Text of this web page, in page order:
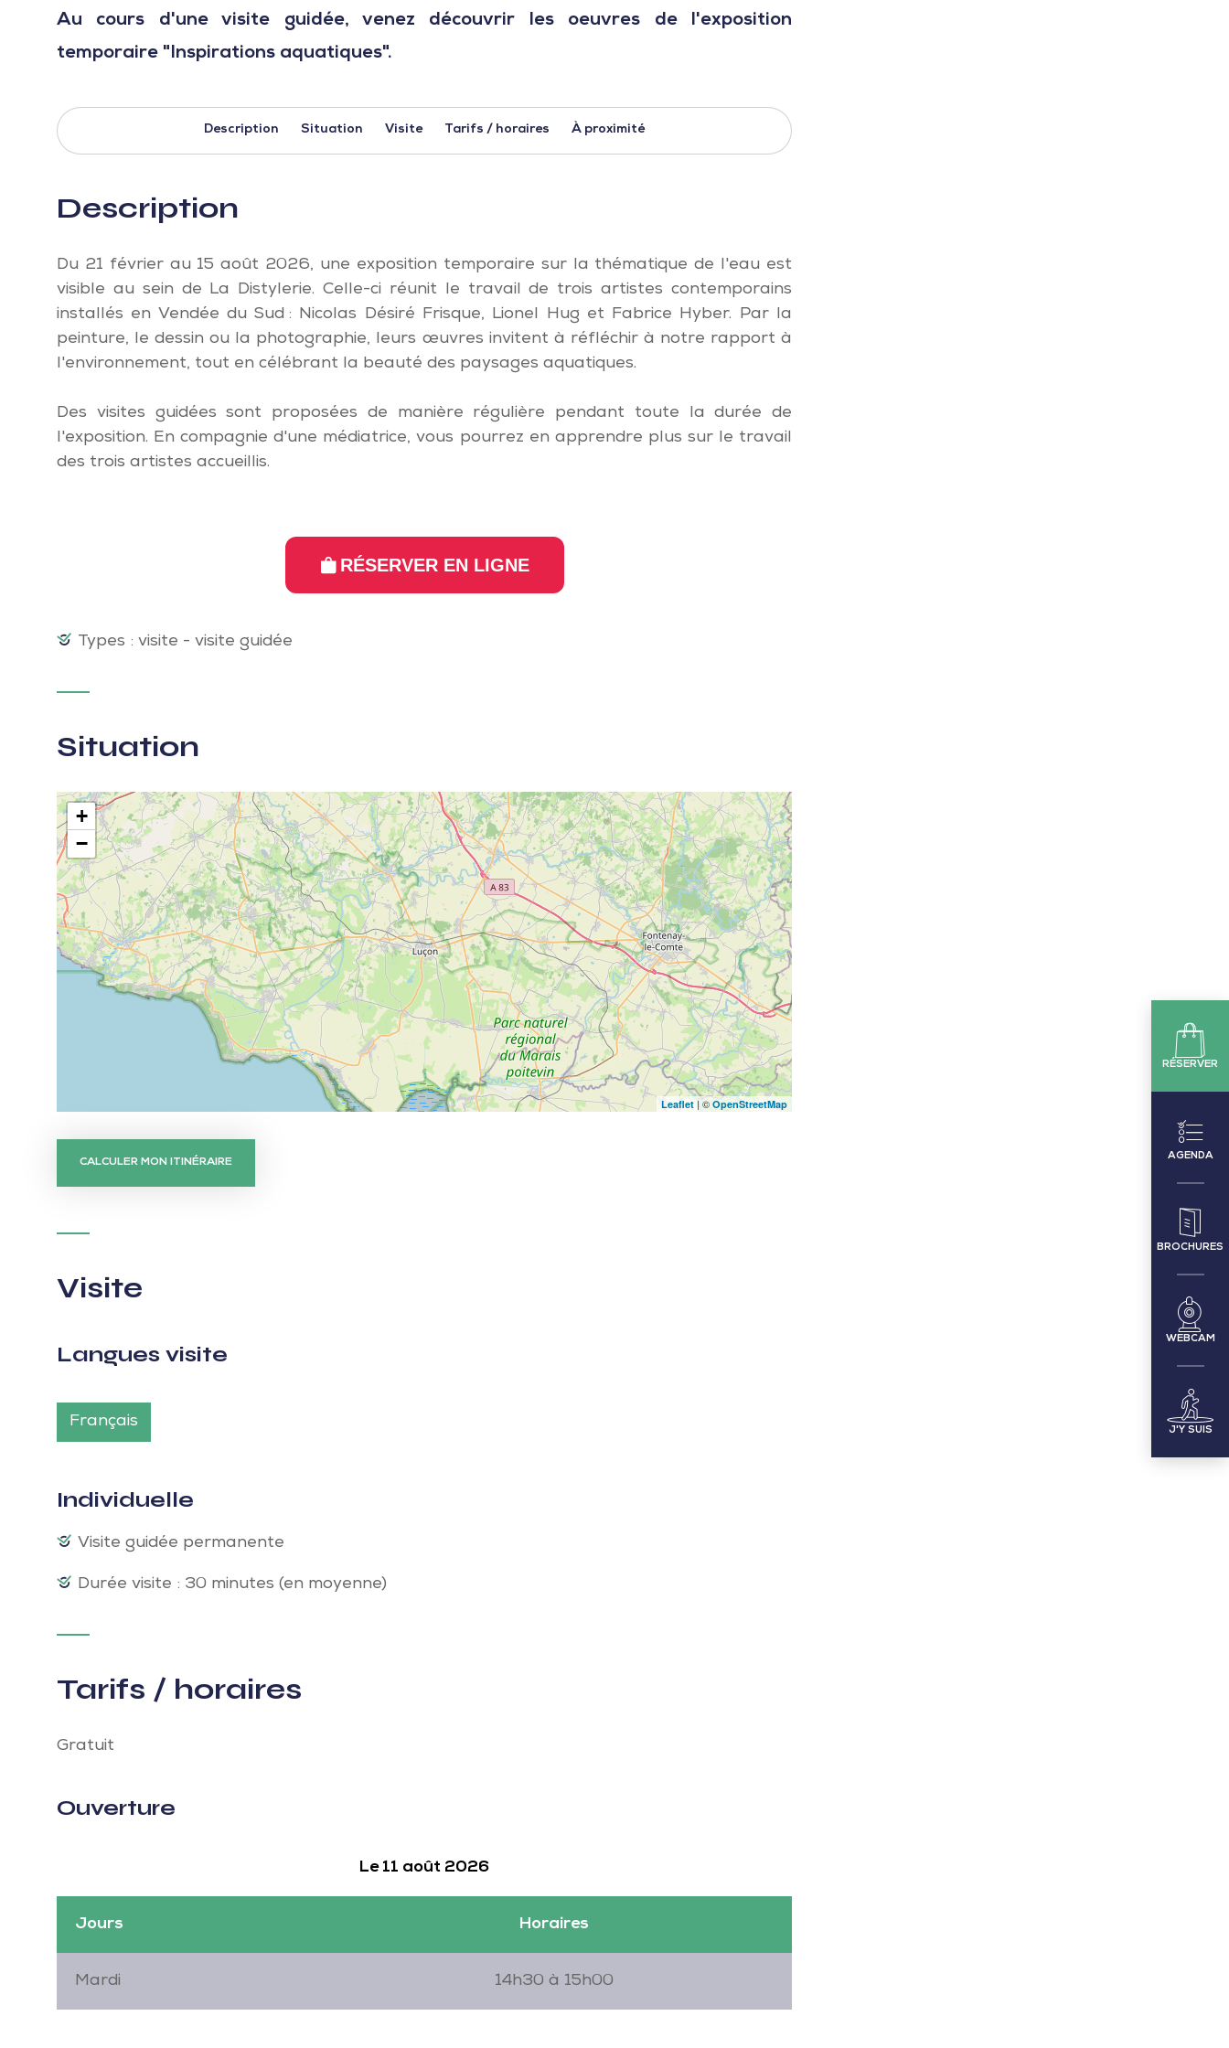
RÉSERVER
AGENDA
BROCHURES
WEBCAM
J'Y SUIS
Au cours d'une visite guidée, venez découvrir les oeuvres de l'exposition
temporaire "Inspirations aquatiques".
Description Situation Visite Tarifs / horaires À proximité
Description
Du 21 février au 15 août 2026, une exposition temporaire sur la thématique de l'eau est
visible au sein de La Distylerie. Celle-ci réunit le travail de trois artistes contemporains
installés en Vendée du Sud : Nicolas Désiré Frisque, Lionel Hug et Fabrice Hyber. Par la
peinture, le dessin ou la photographie, leurs œuvres invitent à réfléchir à notre rapport à
l'environnement, tout en célébrant la beauté des paysages aquatiques.
Des visites guidées sont proposées de manière régulière pendant toute la durée de
l'exposition. En compagnie d'une médiatrice, vous pourrez en apprendre plus sur le travail
des trois artistes accueillis.
RÉSERVER EN LIGNE
Types : visite - visite guidée
Situation
+
−
Leaflet | © OpenStreetMap
CALCULER MON ITINÉRAIRE
Visite
Langues visite
Français
Individuelle
Visite guidée permanente
Durée visite : 30 minutes (en moyenne)
Tarifs / horaires
Gratuit
Ouverture
Le 11 août 2026
Jours Horaires
Mardi 14h30 à 15h00